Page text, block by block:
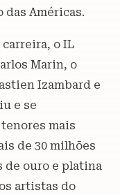
das Américas.
carreira, o IL
Marin, o
Izambard e
e se
mais
de 30 milhões
de ouro e platina
artistas do